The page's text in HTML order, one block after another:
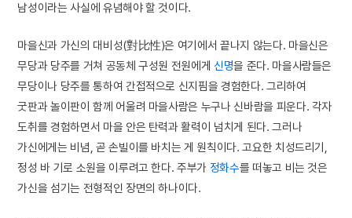
남성이라는 사실에 유념해야 할 것이다.
마을신과 가신의 대비성(對比性)은 여기에서 끝나지 않는다. 마을신은
무당과 당주를 거쳐 공동체 구성원 전원에게 신명을 준다. 마을사람들은
무당이나 당주를 통하여 간접적으로 신지핌을 경험한다. 그리하여
굿판과 놀이판이 함께 어울려 마을사람은 누구나 신바람을 피운다. 각자
도취를 경험하면서 마을 안은 탄력과 활력이 넘치게 된다. 그러나
가신에게는 비념, 곧 손빌이를 바치는 게 원칙이다. 고요한 치성드리기,
정성 바 기로 소원을 이루려고 한다. 주부가 정화수를 떠놓고 비는 것은
가신을 섬기는 전형적인 장면의 하나이다.